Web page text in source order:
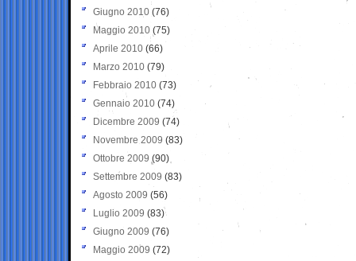
Giugno 2010 (76)
Maggio 2010 (75)
Aprile 2010 (66)
Marzo 2010 (79)
Febbraio 2010 (73)
Gennaio 2010 (74)
Dicembre 2009 (74)
Novembre 2009 (83)
Ottobre 2009 (90)
Settembre 2009 (83)
Agosto 2009 (56)
Luglio 2009 (83)
Giugno 2009 (76)
Maggio 2009 (72)